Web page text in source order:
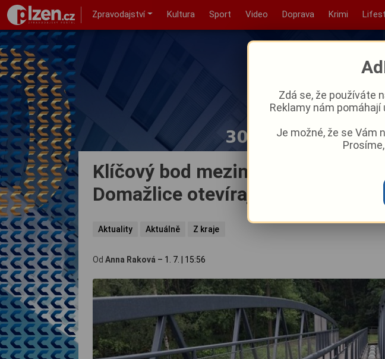
Zpravodajství Kultura Sport Video Doprava Krimi
Klíčový bod mezinárodní
Domažlice otevírají unikátní
Aktuality Aktuálně Z kraje
Od Anna Raková – 1. 7. 15:56
Zdá se, že používáte
Reklamy nám
Je možné, že se Vám